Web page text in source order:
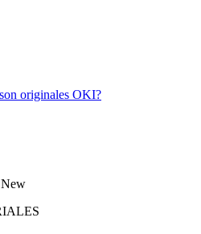
originales OKI?
New